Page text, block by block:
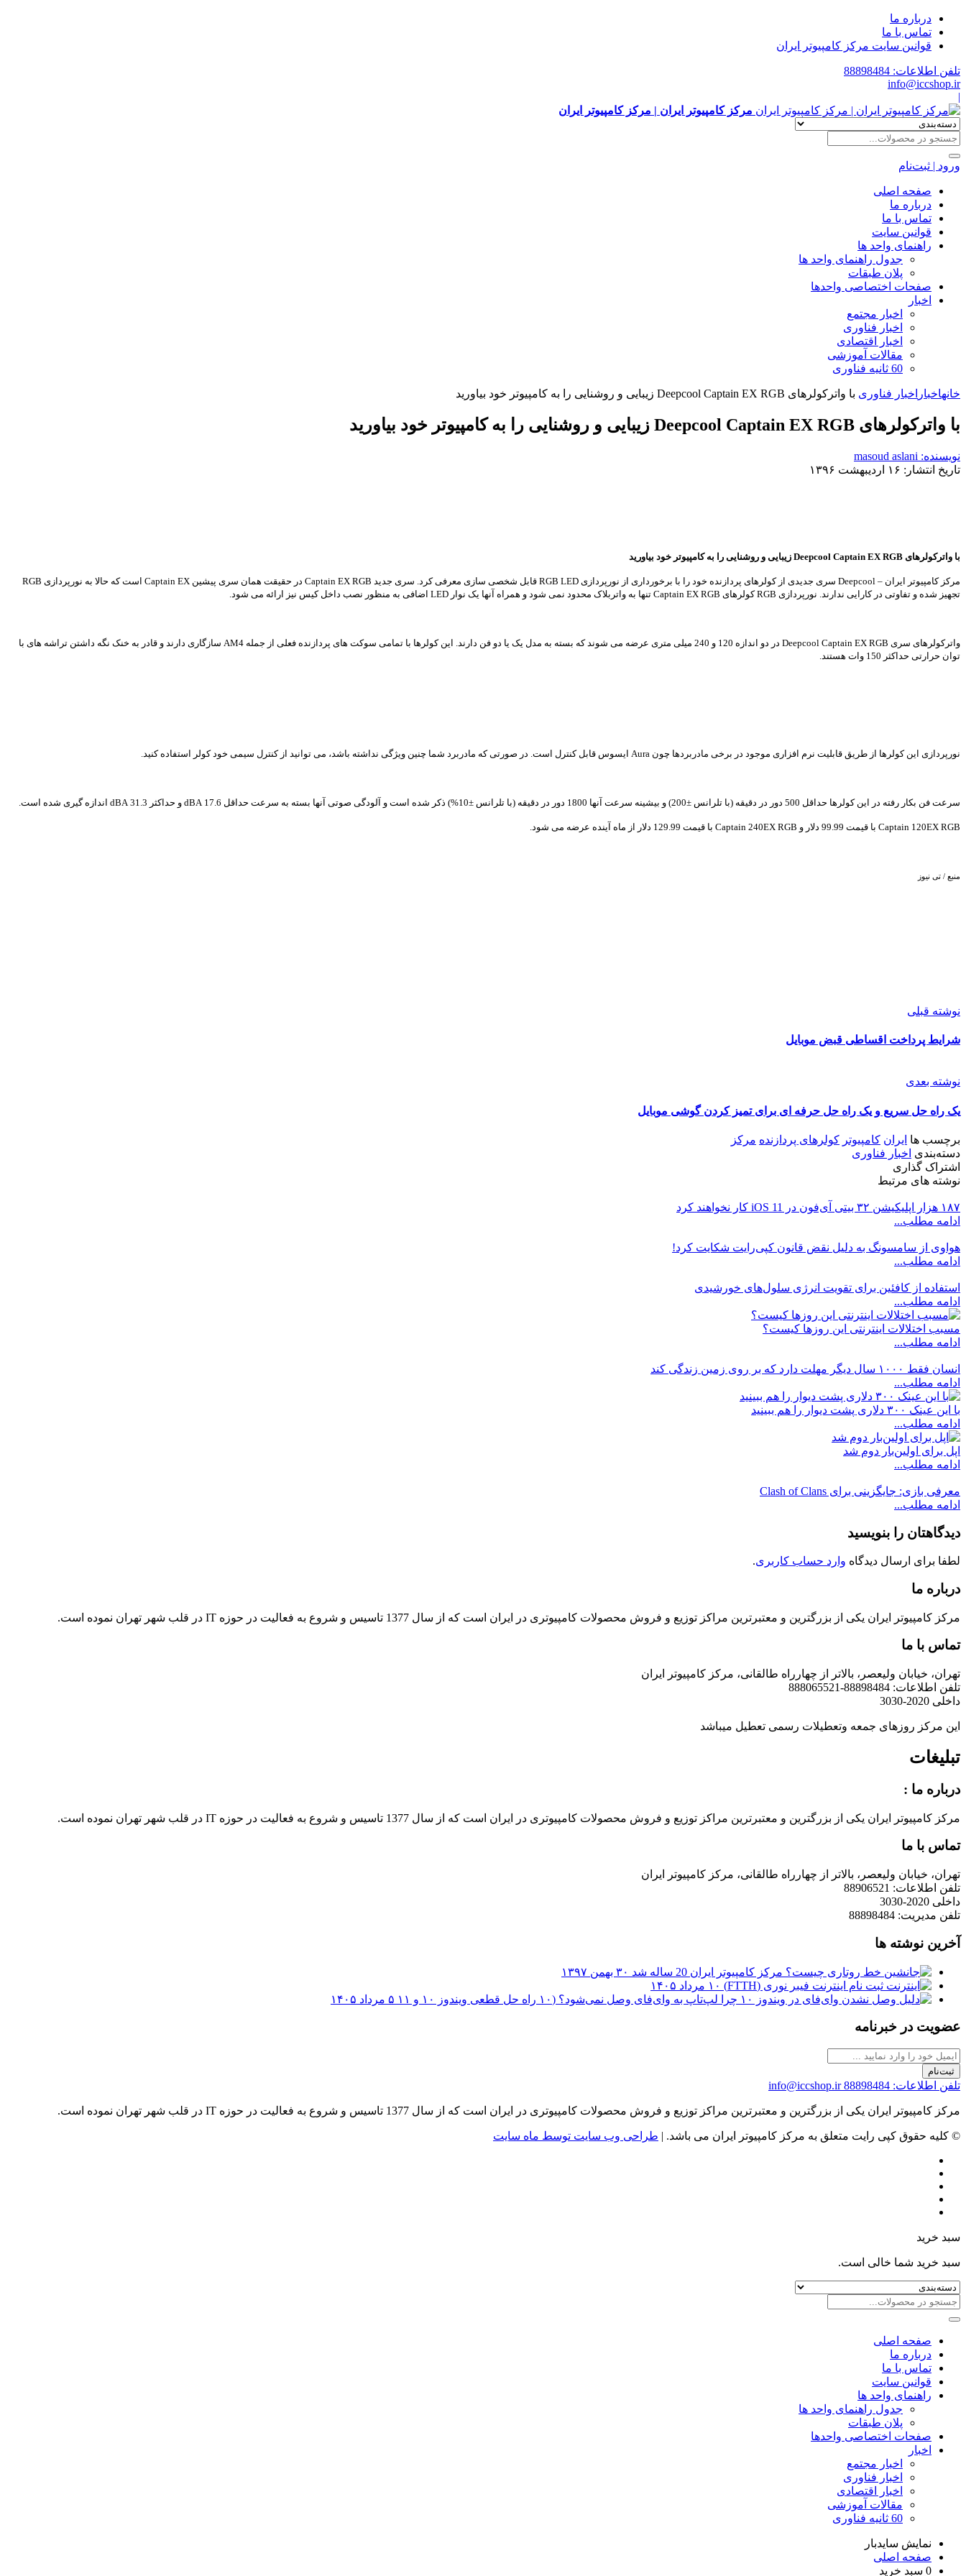
درباره ما
تماس با ما
قوانین سایت مرکز کامپیوتر ایران
تلفن اطلاعات: 88898484
info@iccshop.ir
|
مرکز کامپیوتر ایران | مرکز کامپیوتر ایران
ورود | ثبت‌نام
صفحه اصلی
درباره ما
تماس با ما
قوانین سایت
راهنمای واحد ها
جدول راهنمای واحد ها
پلان طبقات
صفحات اختصاصی واحدها
اخبار
اخبار مجتمع
اخبار فناوری
اخبار اقتصادی
مقالات آموزشی
60 ثانیه فناوری
خانهاخبار اخبار فناوری با واترکولرهای Deepcool Captain EX RGB زیبایی و روشنایی را به کامپیوتر خود بیاورید
با واترکولرهای Deepcool Captain EX RGB زیبایی و روشنایی را به کامپیوتر خود بیاورید
نویسنده: masoud aslani
تاریخ انتشار: ۱۶ اردیبهشت ۱۳۹۶
با واترکولرهای Deepcool Captain EX RGB زیبایی و روشنایی را به کامپیوتر خود بیاورید
مرکز کامپیوتر ایران – Deepcool سری جدیدی از کولرهای پردازنده خود را با برخورداری از نورپردازی RGB LED قابل شخصی سازی معرفی کرد. سری جدید Captain EX RGB در حقیقت همان سری پیشین Captain EX است که حالا به نورپردازی RGB
تجهیز شده و تفاوتی در کارایی ندارند. نورپردازی RGB کولرهای Captain EX RGB تنها به واتربلاک محدود نمی شود و همراه آنها یک نوار LED اضافی به منظور نصب داخل کیس نیز ارائه می شود.
واترکولرهای سری Deepcool Captain EX RGB در دو اندازه 120 و 240 میلی متری عرضه می شوند که بسته به مدل یک یا دو فن دارند. این کولرها با تمامی سوکت های پردازنده فعلی از جمله AM4 سازگاری دارند و قادر به خنک نگه داشتن تراشه های با
توان حرارتی حداکثر 150 وات هستند.
نورپردازی این کولرها از طریق قابلیت نرم افزاری موجود در برخی مادربردها چون Aura ایسوس قابل کنترل است. در صورتی که مادربرد شما چنین ویژگی نداشته باشد، می توانید از کنترل سیمی خود کولر استفاده کنید.
سرعت فن بکار رفته در این کولرها حداقل 500 دور در دقیقه (با تلرانس ±200) و بیشینه سرعت آنها 1800 دور در دقیقه (با تلرانس ±10%) ذکر شده است و آلودگی صوتی آنها بسته به سرعت حداقل 17.6 dBA و حداکثر 31.3 dBA اندازه گیری شده است.
Captain 120EX RGB با قیمت 99.99 دلار و Captain 240EX RGB با قیمت 129.99 دلار از ماه آینده عرضه می شود.
منبع / تی نیوز
نوشته قبلی
شرایط پرداخت اقساطی قبض‌ موبایل
نوشته بعدی
یک راه حل سریع و یک راه حل حرفه ای برای تمیز کردن گوشی موبایل
برچسب ها ایران کامپیوتر کولرهای پردازنده مرکز
دسته‌بندی اخبار فناوری
اشتراک گذاری
نوشته های مرتبط
۱۸۷ هزار اپلیکیشن ۳۲ بیتی آی‌فون در iOS 11 کار نخواهند کرد
ادامه مطلب...
هواوی از سامسونگ به دلیل نقض قانون کپی‌رایت شکایت کرد!
ادامه مطلب...
استفاده از کافئین برای تقویت انرژی سلول‌های خورشیدی
ادامه مطلب...
مسبب اختلالات اینترنتی این روزها کیست؟
ادامه مطلب...
انسان فقط ۱۰۰۰ سال دیگر مهلت دارد که بر روی زمین زندگی کند
ادامه مطلب...
با این عینک ۳۰۰ دلاری پشت دیوار را هم ببینید
ادامه مطلب...
اپل برای اولین‌بار دوم شد
ادامه مطلب...
معرفی بازی: جایگزینی برای Clash of Clans
ادامه مطلب...
دیدگاهتان را بنویسید
لطفا برای ارسال دیدگاه وارد حساب کاربری.
درباره ما
مرکز کامپیوتر ایران یکی از بزرگترین و معتبرترین مراکز توزیع و فروش محصولات کامپیوتری در ایران است که از سال 1377 تاسیس و شروع به فعالیت در حوزه IT در قلب شهر تهران نموده است.
تماس با ما
تهران، خیابان ولیعصر، بالاتر از چهارراه طالقانی، مرکز کامپیوتر ایران
تلفن اطلاعات: 88898484-888065521
داخلی 2020-3030
این مرکز روزهای جمعه وتعطیلات رسمی تعطیل میباشد
تبلیغات
درباره ما :
مرکز کامپیوتر ایران یکی از بزرگترین و معتبرترین مراکز توزیع و فروش محصولات کامپیوتری در ایران است که از سال 1377 تاسیس و شروع به فعالیت در حوزه IT در قلب شهر تهران نموده است.
تماس با ما
تهران، خیابان ولیعصر، بالاتر از چهارراه طالقانی، مرکز کامپیوتر ایران
تلفن اطلاعات: 88906521
داخلی 2020-3030
تلفن مدیریت: 88898484
آخرین نوشته ها
مرکز کامپیوتر ایران 20 ساله شد
۳۰ بهمن ۱۳۹۷
ثبت نام اینترنت فیبر نوری (FTTH)
۱۰ مرداد ۱۴۰۵
چرا لپ‌تاپ به وای‌فای وصل نمی‌شود؟ (۱۰ راه حل قطعی ویندوز ۱۰ و ۱۱
۵ مرداد ۱۴۰۵
عضویت در خبرنامه
ثبت‌نام
تلفن اطلاعات: 88898484 info@iccshop.ir
مرکز کامپیوتر ایران یکی از بزرگترین و معتبرترین مراکز توزیع و فروش محصولات کامپیوتری در ایران است که از سال 1377 تاسیس و شروع به فعالیت در حوزه IT در قلب شهر تهران نموده است.
© کلیه حقوق کپی رایت متعلق به مرکز کامپیوتر ایران می باشد. | طراحی وب سایت توسط ماه سایت
سبد خرید
سبد خرید شما خالی است.
صفحه اصلی
درباره ما
تماس با ما
قوانین سایت
راهنمای واحد ها
جدول راهنمای واحد ها
پلان طبقات
صفحات اختصاصی واحدها
اخبار
اخبار مجتمع
اخبار فناوری
اخبار اقتصادی
مقالات آموزشی
60 ثانیه فناوری
نمایش سایدبار
صفحه اصلی
0 سبد خرید